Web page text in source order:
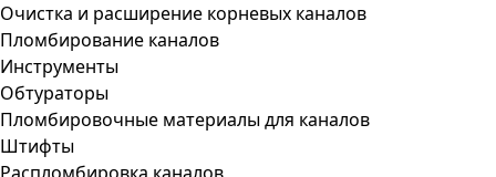
Очистка и расширение корневых каналов
Пломбирование каналов
Инструменты
Обтураторы
Пломбировочные материалы для каналов
Штифты